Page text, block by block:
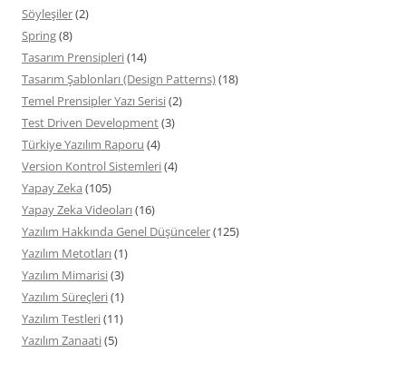
Söyleşiler(2)
Spring(8)
Tasarım Prensipleri(14)
Tasarım Şablonları (Design Patterns)(18)
Temel Prensipler Yazı Serisi(2)
Test Driven Development(3)
Türkiye Yazılım Raporu (4)
Version Kontrol Sistemleri(4)
Yapay Zeka (105)
Yapay Zeka Videoları(16)
Yazılım Hakkında Genel Düşünceler(125)
Yazılım Metotları(1)
Yazılım Mimarisi(3)
Yazılım Süreçleri(1)
Yazılım Testleri(11)
Yazılım Zanaati(5)